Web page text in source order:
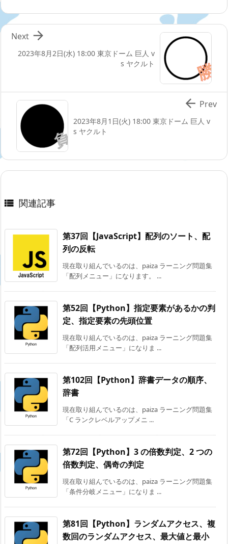
2023年8月2日(水) 18:00 東京ドーム 巨人 v
s ヤクルト

Next
2023年8月1日(火) 18:00 東京ドーム 巨人 v
s ヤクルト
 Prev
 関連記事
第37回【JavaScript】配列のソート、配
列の反転
現在取り組んでいるのは、paiza ラーニング問題集
「配列メニュー」になります。 ...
第52回【Python】指定要素があるかの判
定、指定要素の先頭位置
現在取り組んでいるのは、paiza ラーニング問題集
「配列活用メニュー」になりま ...
第102回【Python】辞書データの順序、
辞書
現在取り組んでいるのは、paiza ラーニング問題集
「C ランクレベルアップメニ ...
第72回【Python】3 の倍数判定、2 つの
倍数判定、偶奇の判定
現在取り組んでいるのは、paiza ラーニング問題集
「条件分岐メニュー」になりま ...
第81回【Python】ランダムアクセス、複
数回のランダムアクセス、最大値と最小